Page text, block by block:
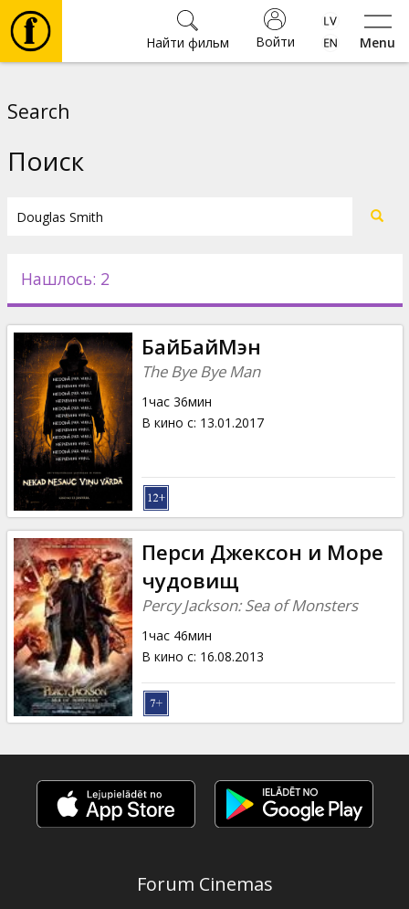
Menu
Войти
Найти фильм
Новости
Подарки
Кинозакуски
B2B
Клуб
Search
Поиск
Нашлось: 2
БайБайМэн
The Bye Bye Man
1час 36мин
В кино с: 13.01.2017
Перси Джексон и Море
чудовищ
Percy Jackson: Sea of Monsters
1час 46мин
В кино с: 16.08.2013
Forum Cinemas